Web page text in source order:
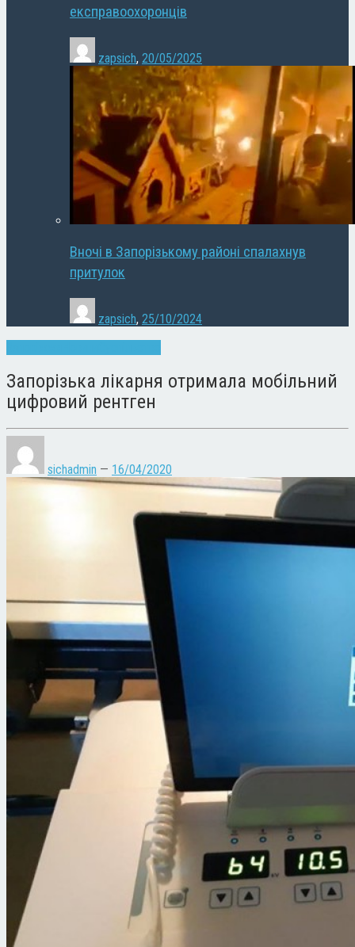
експравоохоронців
zapsich, 20/05/2025
Вночі в Запорізькому районі спалахнув
притулок
zapsich, 25/10/2024
Запорізька лікарня отримала мобільний
цифровий рентген
sichadmin — 16/04/2020